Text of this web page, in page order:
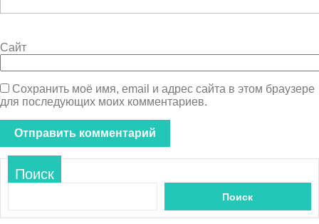
Сайт
Сохранить моё имя, email и адрес сайта в этом браузере
для последующих моих комментариев.
Поиск
Поиск